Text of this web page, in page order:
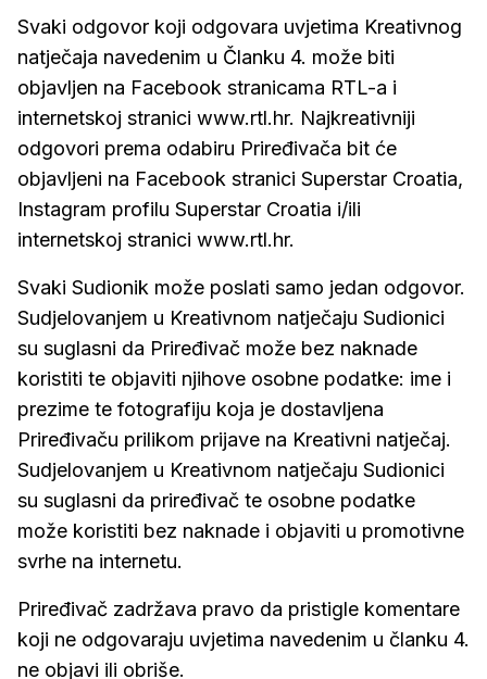
Svaki odgovor koji odgovara uvjetima Kreativnog
natječaja navedenim u Članku 4. može biti
objavljen na Facebook stranicama RTL-a i
internetskoj stranici www.rtl.hr. Najkreativniji
odgovori prema odabiru Priređivača bit će
objavljeni na Facebook stranici Superstar Croatia,
Instagram profilu Superstar Croatia i/ili
internetskoj stranici www.rtl.hr.
Svaki Sudionik može poslati samo jedan odgovor.
Sudjelovanjem u Kreativnom natječaju Sudionici
su suglasni da Priređivač može bez naknade
koristiti te objaviti njihove osobne podatke: ime i
prezime te fotografiju koja je dostavljena
Priređivaču prilikom prijave na Kreativni natječaj.
Sudjelovanjem u Kreativnom natječaju Sudionici
su suglasni da priređivač te osobne podatke
može koristiti bez naknade i objaviti u promotivne
svrhe na internetu.
Priređivač zadržava pravo da pristigle komentare
koji ne odgovaraju uvjetima navedenim u članku 4.
ne objavi ili obriše.